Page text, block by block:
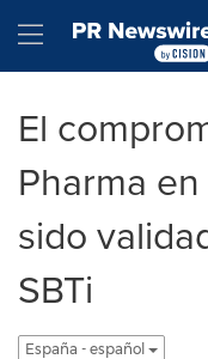
Hamburger
El
Pharma
sido
SBTi
España - español